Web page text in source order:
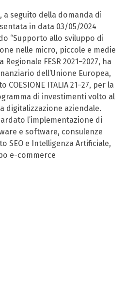
a seguito della domanda di
in data 03/05/2024
“Supporto allo sviluppo di
nelle micro, piccole e medie
FESR 2021–2027, ha
dell’Unione Europea,
ITALIA 21–27, per la
di investimenti volto al
digitalizzazione aziendale.
l’implementazione di
e software, consulenze
SEO e Intelligenza Artificiale,
e-commerce